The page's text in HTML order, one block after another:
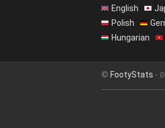
English
Polish
Hungarian
© FootyStats -